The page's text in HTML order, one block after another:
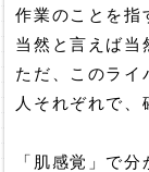
作業のことを指
当然と言えば当
ただ、このライ
人それぞれで、
「肌感覚」で分